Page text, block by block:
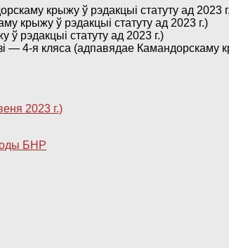
крыжу ў рэдакцыі статуту ад 2023
крыжу ў рэдакцыі статуту ад 2023 г.)
рэдакцыі статуту ад 2023 г.)
— 4-я кляса (адпавядае Камандорскаму
2023 г.)
БНР